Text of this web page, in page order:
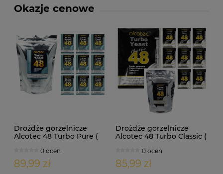
Okazje cenowe
Drożdże gorzelnicze
Alcotec 48 Turbo Pure (
0 ocen
89,99 zł
Drożdże gorzelnicze
Alcotec 48 Turbo Classic (
0 ocen
85,99 zł